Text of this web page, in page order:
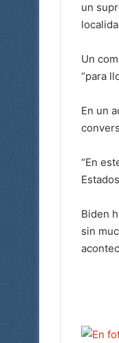
un
Un
“para
En un
“En
Biden
sin